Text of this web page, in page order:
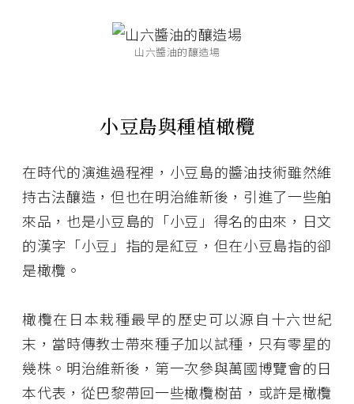
山六醬油的釀造場
小豆島與種植橄欖
在時代的演進過程裡，小豆島的醬油技術雖然維
持古法釀造，但也在明治維新後，引進了一些舶
來品，也是小豆島的「小豆」得名的由來，日文
的漢字「小豆」指的是紅豆，但在小豆島指的卻
是橄欖。
橄欖在日本栽種最早的歷史可以源自十六世紀
末，當時傳教士帶來種子加以試種，只有零星的
幾株。明治維新後，第一次參與萬國博覽會的日
本代表，從巴黎帶回一些橄欖樹苗，或許是橄欖